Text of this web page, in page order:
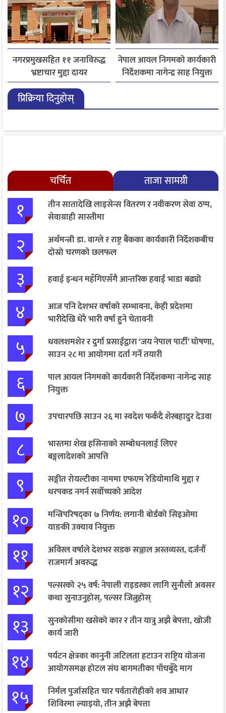
नगरप्रमुखसहित ११ जनाविरुद्ध
भ्रष्टाचार मुद्दा दायर
नेपाल आयल निगमको कार्यकारी
निर्देशकमा नागेन्द्र साह नियुक्त
प्रिक्रिया दिनुहोस्
चर्चित ताजा सामग्री
१
तीन सातादेखि लाइसेन्स वितरण र नवीकरण सेवा ठप्प,
सेवाग्राही सास्तीमा
२
अर्थमन्त्री डा. वाग्ले र राष्ट्र बैंकका कार्यकारी निर्देशकबीच
दोस्रो चरणको छलफल
३ हवाई इन्धन महँगिएसँगै आन्तरिक हवाई भाडा बढ्यो
४
आज पनि देशभर वर्षाको सम्भावना, केही प्रदेशमा
भारीदेखि धेरै भारी वर्षा हुने चेतावनी
५
धवलशमशेर र दुर्गा प्रसाईंद्वारा ‘जय नेपाल पार्टी’ घोषणा,
साउन २८ मा आयोगमा दर्ता गर्ने तयारी
६
पाल आयल निगमको कार्यकारी निर्देशकमा नागेन्द्र साह
नियुक्त
७ उपचारपछि साउन २६ मा स्वदेश फर्कँदै शेरबहादुर देउवा
८
भारतमा शेख हसिनाको सम्बोधनलाई लिएर
बङ्गलादेशको आपत्ति
९
सङ्गीत रोयल्टीका नाममा एफएम रेडियोमाथि मुद्दा र
धरपकड नगर्न सर्वोच्चको आदेश
१०
मन्त्रिपरिषद्का ७ निर्णय: लगानी बोर्डको सिइओमा
याङकी उक्याव नियुक्त
११
अविरल वर्षाले देशभर सडक सञ्जाल अस्तव्यस्त, दर्जनौँ
राजमार्ग अवरुद्ध
१२
पल्सरको २५ वर्ष: नेपाली राइडरका लागि सुनौलो अवसर
कथा सुनाउनुहोस्, पल्सर जित्नुहोस्
१३
सुनकोसीमा खसेको कार र तीन यात्रु अझै बेपत्ता, खोजी
कार्य जारी
१४
पर्यटन क्षेत्रका कानुनी जटिलता हटाउन राष्ट्रिय योजना
आयोगसमक्ष होटल संघ बागमतीका पाँचबुँदे माग
१५
निर्मल पुर्जासहित चार पर्वतारोहीको शव आधार
शिविरमा ल्याइयो, तीन अझै बेपत्ता